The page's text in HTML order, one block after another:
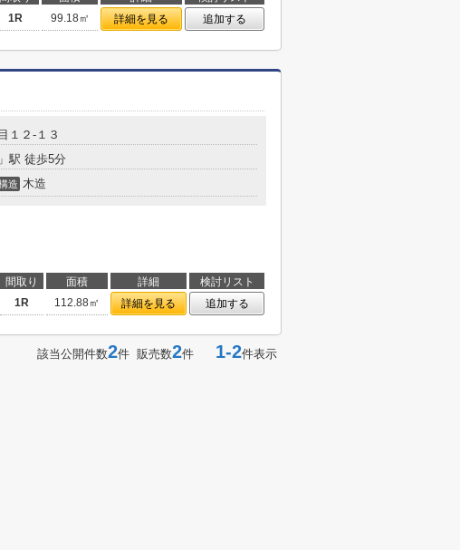
1R 99.18㎡ 詳細を見る 追加する
１２-１３
」駅 徒歩5分
造 木造
間取り 面積 詳細
検討リスト
1R 112.88㎡ 詳細を見る 追加する
該当公開件数2件 販売数2件 1-2件表示